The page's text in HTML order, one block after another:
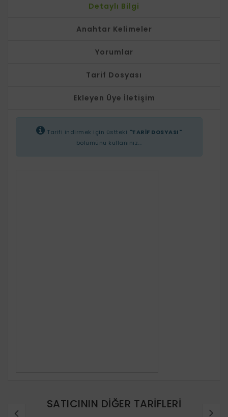
Detaylı Bilgi
Anahtar Kelimeler
Yorumlar
Tarif Dosyası
Ekleyen Üye İletişim
Tarifi indirmek için üstteki "TARİF DOSYASI"
bölümünü kullanınız...
SATICININ DIĞER TARIFLERI